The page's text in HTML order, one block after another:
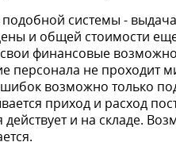
системы -
и общей стоимости
свои финансовые
персонала не проходит
воз­можно только
приход и расход
действует и на складе.